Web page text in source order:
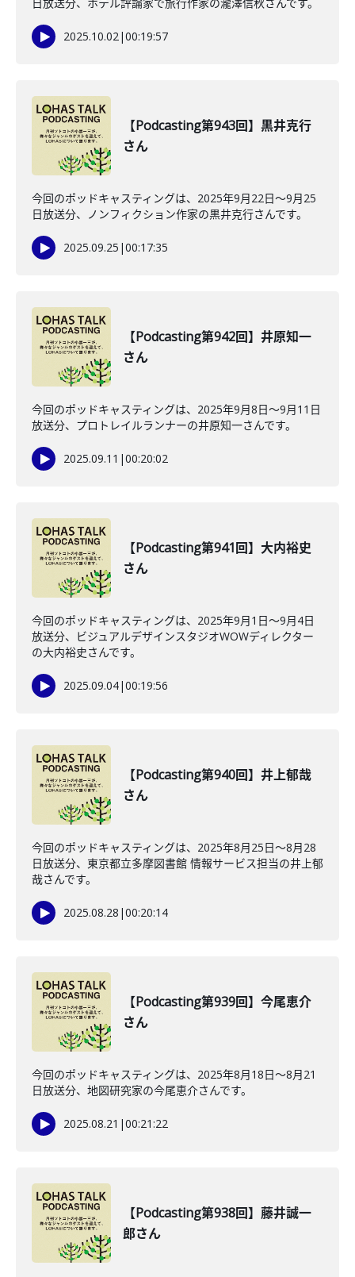
2025.10.02|00:19:57
【Podcasting第943回】黒井克行
さん
今回のポッドキャスティングは、2025年9月22日〜9月25
日放送分、ノンフィクション作家の黒井克行さんです。
2025.09.25 |00:17:35
【Podcasting第942回】井原知一
さん
今回のポッドキャスティングは、2025年9月8日〜9月11日
放送分、プロトレイルランナーの井原知一さんです。
2025.09.11 |00:20:02
【Podcasting第941回】大内裕史
さん
今回のポッドキャスティングは、2025年9月1日〜9月4日
放送分、ビジュアルデザインスタジオWOWディレクター
の大内裕史さんです。
2025.09.04|00:19:56
【Podcasting第940回】井上郁哉
さん
今回のポッドキャスティングは、2025年8月25日〜8月28
日放送分、東京都立多摩図書館 情報サービス担当の井上郁
哉さんです。
2025.08.28 |00:20:14
【Podcasting第939回】今尾恵介
さん
今回のポッドキャスティングは、2025年8月18日〜8月21
日放送分、地図研究家の今尾恵介さんです。
2025.08.21 |00:21:22
【Podcasting第938回】藤井誠一
郎さん